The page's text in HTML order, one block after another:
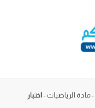
-مادة الرياضيات - اختبار